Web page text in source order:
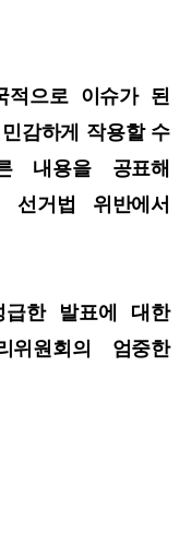
적으로 이슈가 된
감하게 작용할 수
내용을 공표해
선거법 위반에서
한 발표에 대한
위원회의 엄중한